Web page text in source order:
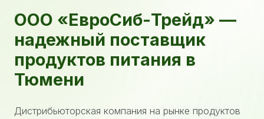
ООО «ЕвроСиб-Трейд» —
надежный поставщик
продуктов питания в
Тюмени
Дистрибьюторская компания на рынке продуктов